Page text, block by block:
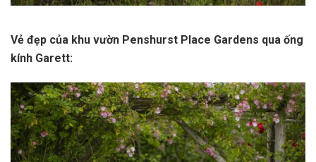
Vẻ đẹp của khu vườn Penshurst Place Gardens qua ống
kính Garett: